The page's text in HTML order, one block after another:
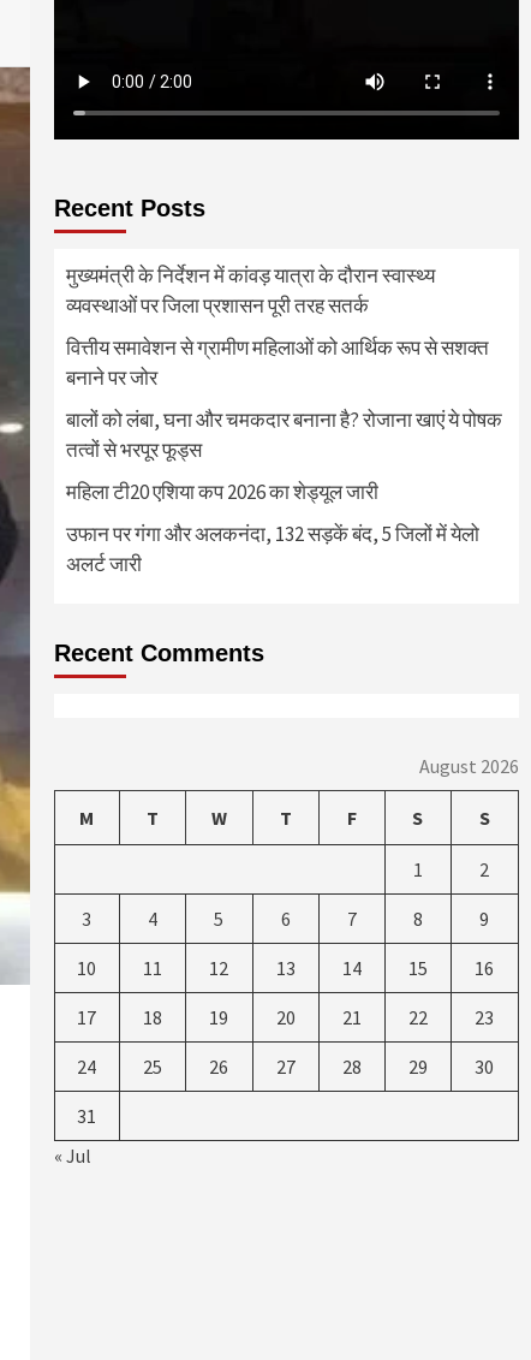
Recent Posts
मुख्यमंत्री के निर्देशन में कांवड़ यात्रा के दौरान स्वास्थ्य
व्यवस्थाओं पर जिला प्रशासन पूरी तरह सतर्क
वित्तीय समावेशन से ग्रामीण महिलाओं को आर्थिक रूप से सशक्त
बनाने पर जोर
बालों को लंबा, घना और चमकदार बनाना है? रोजाना खाएं ये पोषक
तत्वों से भरपूर फूड्स
महिला टी20 एशिया कप 2026 का शेड्यूल जारी
उफान पर गंगा और अलकनंदा, 132 सड़कें बंद, 5 जिलों में येलो
अलर्ट जारी
Recent Comments
August 2026
M T W T F S S
1 2
3 4 5 6 7 8 9
10 11 12 13 14 15 16
17 18 19 20 21 22 23
24 25 26 27 28 29 30
31
« Jul